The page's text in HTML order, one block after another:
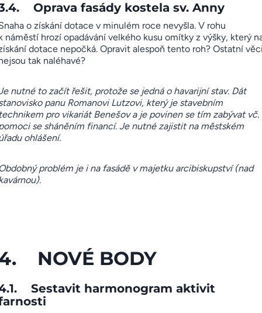
Oprava fasády kostela sv. Anny
o získání dotace v minulém roce nevyšla. V rohu
náměstí hrozí opadávání velkého kusu omítky z výšky, který
dotace nepočká. Opravit alespoň tento roh? Ostatní
tak naléhavé?
nutné to začít řešit, protože se jedná o havarijní stav. Dát
panu Romanovi Lutzovi, který je stavebním
pro vikariát Benešov a je povinen se tím zabývat vč.
se sháněním financí. Je nutné zajistit na městském
ohlášení.
problém je i na fasádě v majetku arcibiskupství (nad
NOVÉ BODY
Sestavit harmonogram aktivit